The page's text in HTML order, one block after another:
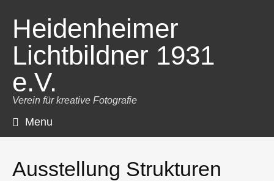
Heidenheimer
Lichtbildner 1931
e.V.
Verein für kreative Fotografie
Menu
Ausstellung Strukturen